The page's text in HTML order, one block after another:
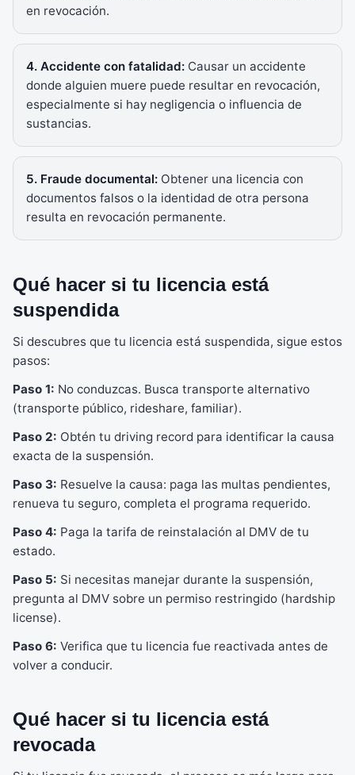
en revocación.
4. Accidente con fatalidad: Causar un accidente
donde alguien muere puede resultar en revocación,
especialmente si hay negligencia o influencia de
sustancias.
5. Fraude documental: Obtener una licencia con
documentos falsos o la identidad de otra persona
resulta en revocación permanente.
Qué hacer si tu licencia está
suspendida
Si descubres que tu licencia está suspendida, sigue estos
pasos:
Paso 1: No conduzcas. Busca transporte alternativo
(transporte público, rideshare, familiar).
Paso 2: Obtén tu driving record para identificar la causa
exacta de la suspensión.
Paso 3: Resuelve la causa: paga las multas pendientes,
renueva tu seguro, completa el programa requerido.
Paso 4: Paga la tarifa de reinstalación al DMV de tu
estado.
Paso 5: Si necesitas manejar durante la suspensión,
pregunta al DMV sobre un permiso restringido (hardship
license).
Paso 6: Verifica que tu licencia fue reactivada antes de
volver a conducir.
Qué hacer si tu licencia está
revocada